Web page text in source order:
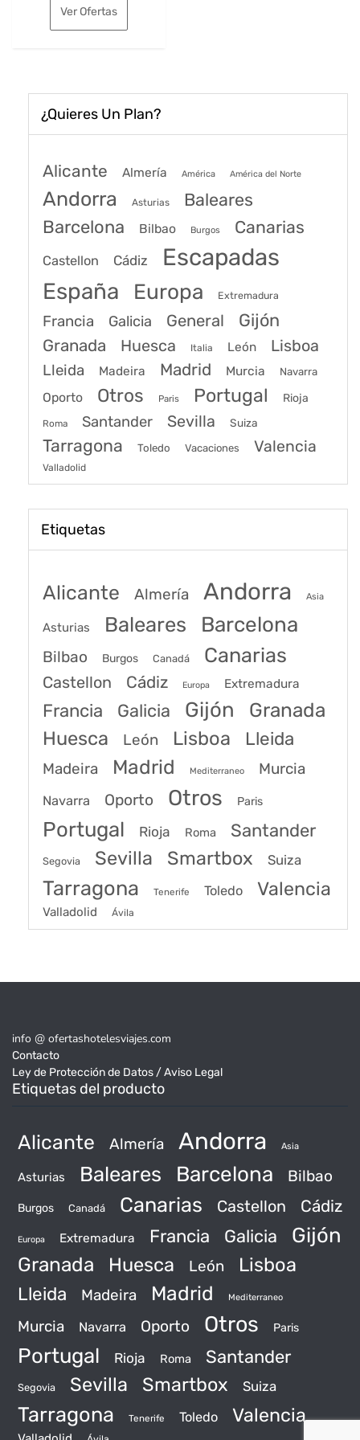
original
era: es:
Ver Ofertas
¿Quieres Un Plan?
Alicante Almería América América del Norte
Andorra Asturias Baleares
Barcelona Bilbao Burgos Canarias
Castellon Cádiz Escapadas
España Europa Extremadura
Francia Galicia General Gijón
Granada Huesca Italia León Lisboa
Lleida Madeira Madrid Murcia Navarra
Oporto Otros Paris Portugal Rioja
Roma Santander Sevilla Suiza
Tarragona Toledo Vacaciones Valencia
Valladolid
Etiquetas
Alicante Almería Andorra Asia
Asturias Baleares Barcelona
Bilbao Burgos Canadá Canarias
Castellon Cádiz Europa Extremadura
Francia Galicia Gijón Granada
Huesca León Lisboa Lleida
Madeira Madrid Mediterraneo Murcia
Navarra Oporto Otros Paris
Portugal Rioja Roma Santander
Segovia Sevilla Smartbox Suiza
Tarragona Tenerife Toledo Valencia
Valladolid Ávila
info @ ofertashotelesviajes.com
Contacto
Ley de Protección de Datos / Aviso Legal
Etiquetas del producto
Alicante Almería Andorra Asia
Asturias Baleares Barcelona Bilbao
Burgos Canadá Canarias Castellon Cádiz
Europa Extremadura Francia Galicia Gijón
Granada Huesca León Lisboa
Lleida Madeira Madrid Mediterraneo
Murcia Navarra Oporto Otros Paris
Portugal Rioja Roma Santander
Segovia Sevilla Smartbox Suiza
Tarragona Tenerife Toledo Valencia